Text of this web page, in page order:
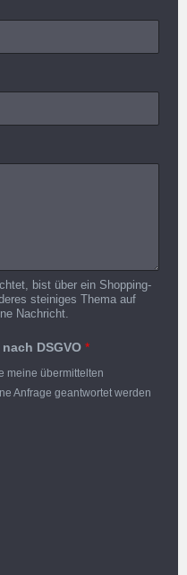
bist über ein Shopping-
steiniges Thema auf
Nachricht.
DSGVO *
meine übermittelten
Anfrage geantwortet werden